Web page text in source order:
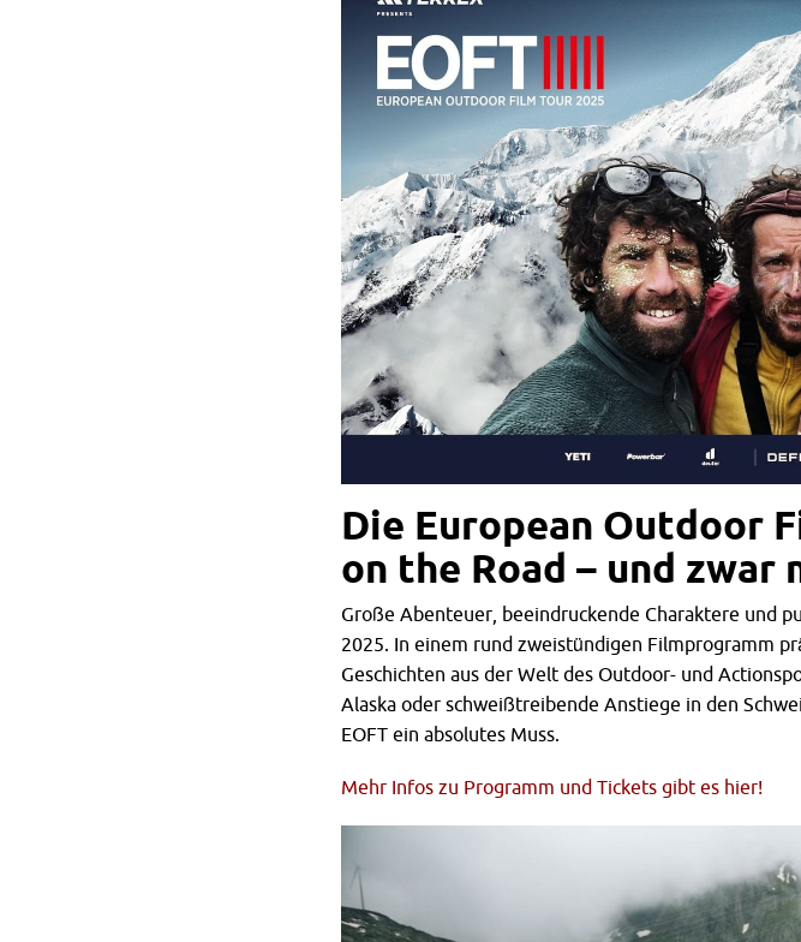
Die European Outdoor
on the Road – und
Große Abenteuer, beeindruckende Charaktere und
2025. In einem rund zweistündigen Filmprogramm
Geschichten aus der Welt des Outdoor- und
Alaska oder schweißtreibende Anstiege in den
EOFT ein absolutes Muss.
Mehr Infos zu Programm und Tickets gibt es hier!